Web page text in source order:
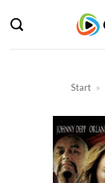
Inhalt
springen
Start »